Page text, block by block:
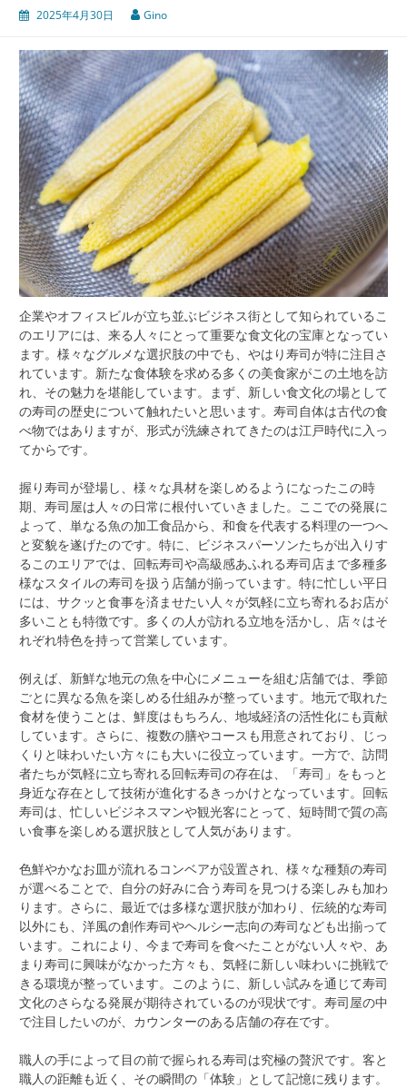
2025年4月30日 Gino
企業やオフィスビルが立ち並ぶビジネス街として知られているこ
のエリアには、来る人々にとって重要な食文化の宝庫となってい
ます。 様々なグルメな選択肢の中でも、やはり寿司が特に注目さ
れています。新たな食体験を求める多くの美食家がこの土地を訪
れ、その魅力を堪能しています。まず、新しい食文化の場として
の寿司の歴史について触れたいと思います。寿司自体は古代の食
べ物ではありますが、形式が洗練されてきたのは江戸時代に入っ
てからです。
握り寿司が登場し、様々な具材を楽しめるようになったこの時
期、寿司屋は人々の日常に根付いていきました。ここでの発展に
よって、単なる魚の加工食品から、和食を代表する料理の一つへ
と変貌を遂げたのです。特に、ビジネスパーソンたちが出入りす
るこのエリアでは、回転寿司や高級感あふれる寿司店まで多種多
様なスタイルの寿司を扱う店舗が揃っています。特に忙しい平日
には、サクッと食事を済ませたい人々が気軽に立ち寄れるお店が
多いことも特徴です。多くの人が訪れる立地を活かし、店々はそ
れぞれ特色を持って営業しています。
例えば、新鮮な地元の魚を中心にメニューを組む店舗では、季節
ごとに異なる魚を楽しめる仕組みが整っています。地元で取れた
食材を使うことは、鮮度はもちろん、地域経済の活性化にも貢献
しています。さらに、複数の膳やコースも用意されており、じっ
くりと味わいたい方々にも大いに役立っています。一方で、訪問
者たちが気軽に立ち寄れる回転寿司の存在は、「寿司」をもっと
身近な存在として技術が進化するきっかけとなっています。回転
寿司は、忙しいビジネスマンや観光客にとって、短時間で質の高
い食事を楽しめる選択肢として人気があります。
色鮮やかなお皿が流れるコンベアが設置され、様々な種類の寿司
が選べることで、自分の好みに合う寿司を見つける楽しみも加わ
ります。さらに、最近では多様な選択肢が加わり、伝統的な寿司
以外にも、洋風の創作寿司やヘルシー志向の寿司なども出揃って
います。これにより、今まで寿司を食べたことがない人々や、あ
まり寿司に興味がなかった方々も、気軽に新しい味わいに挑戦で
きる環境が整っています。このように、新しい試みを通じて寿司
文化のさらなる発展が期待されているのが現状です。寿司屋の中
で注目したいのが、カウンターのある店舗の存在です。
職人の手によって目の前で握られる寿司は究極の贅沢です。客と
職人の距離も近く、その瞬間の「体験」として記憶に残ります。